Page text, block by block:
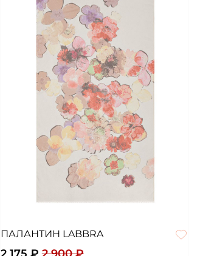
ПАЛАНТИН LABBRA